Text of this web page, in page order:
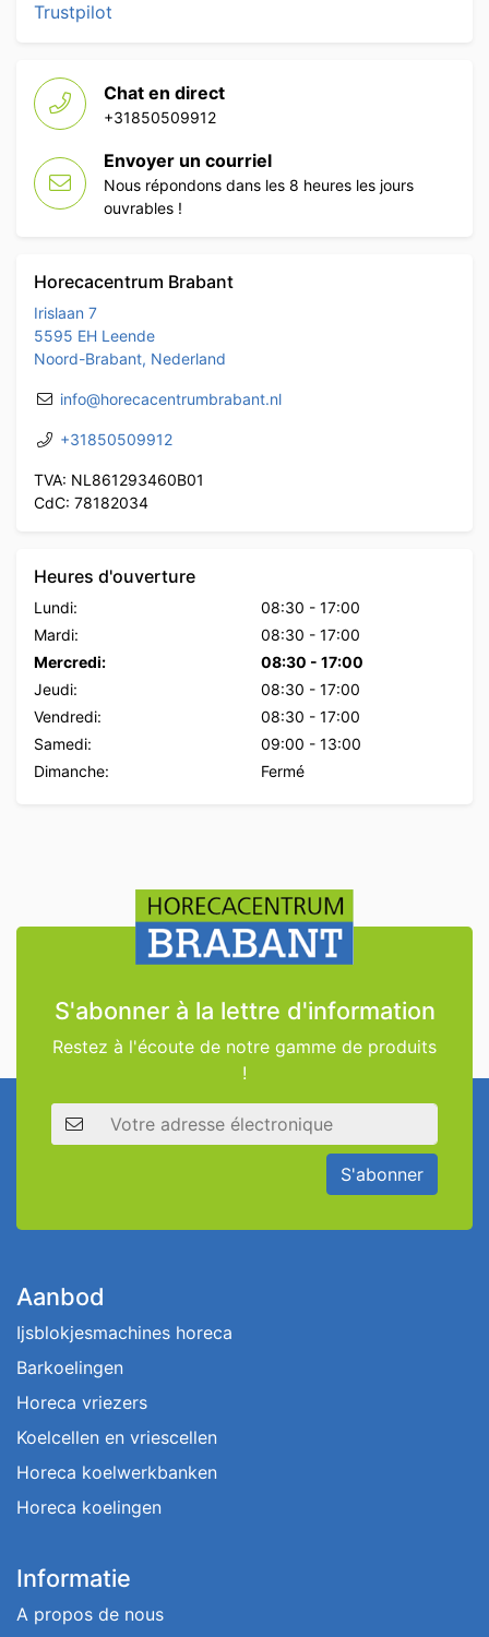
Trustpilot
Chat en direct
+31850509912
Envoyer un courriel
Nous répondons dans les 8 heures les jours
ouvrables !
Horecacentrum Brabant
Irislaan 7
5595 EH Leende
Noord-Brabant, Nederland
info@horecacentrumbrabant.nl
+31850509912
TVA: NL861293460B01
CdC: 78182034
Heures d'ouverture
Lundi: 08:30 - 17:00
Mardi:
08:30 - 17:00
Mercredi:
08:30 - 17:00
Jeudi:
08:30 - 17:00
Vendredi:
08:30 - 17:00
Samedi:
09:00 - 13:00
Dimanche:
Fermé
S'abonner à la lettre d'information
Restez à l'écoute de notre gamme de produits
!
Adresse électronique
S'abonner
Aanbod
Ijsblokjesmachines horeca
Barkoelingen
Horeca vriezers
Koelcellen en vriescellen
Horeca koelwerkbanken
Horeca koelingen
Informatie
A propos de nous